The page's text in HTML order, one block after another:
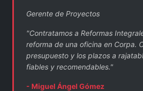
Gerente de Proyectos
"Contratamos a Reformas
reforma de una oficina en Corpa.
presupuesto y los plazos a
fiables y recomendables."
- Miguel Ángel Gómez